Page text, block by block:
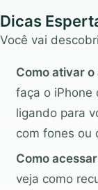
Dicas
Você vai
Como ativar
faça o iPhone
ligando para
com fones ou
Como
veja como